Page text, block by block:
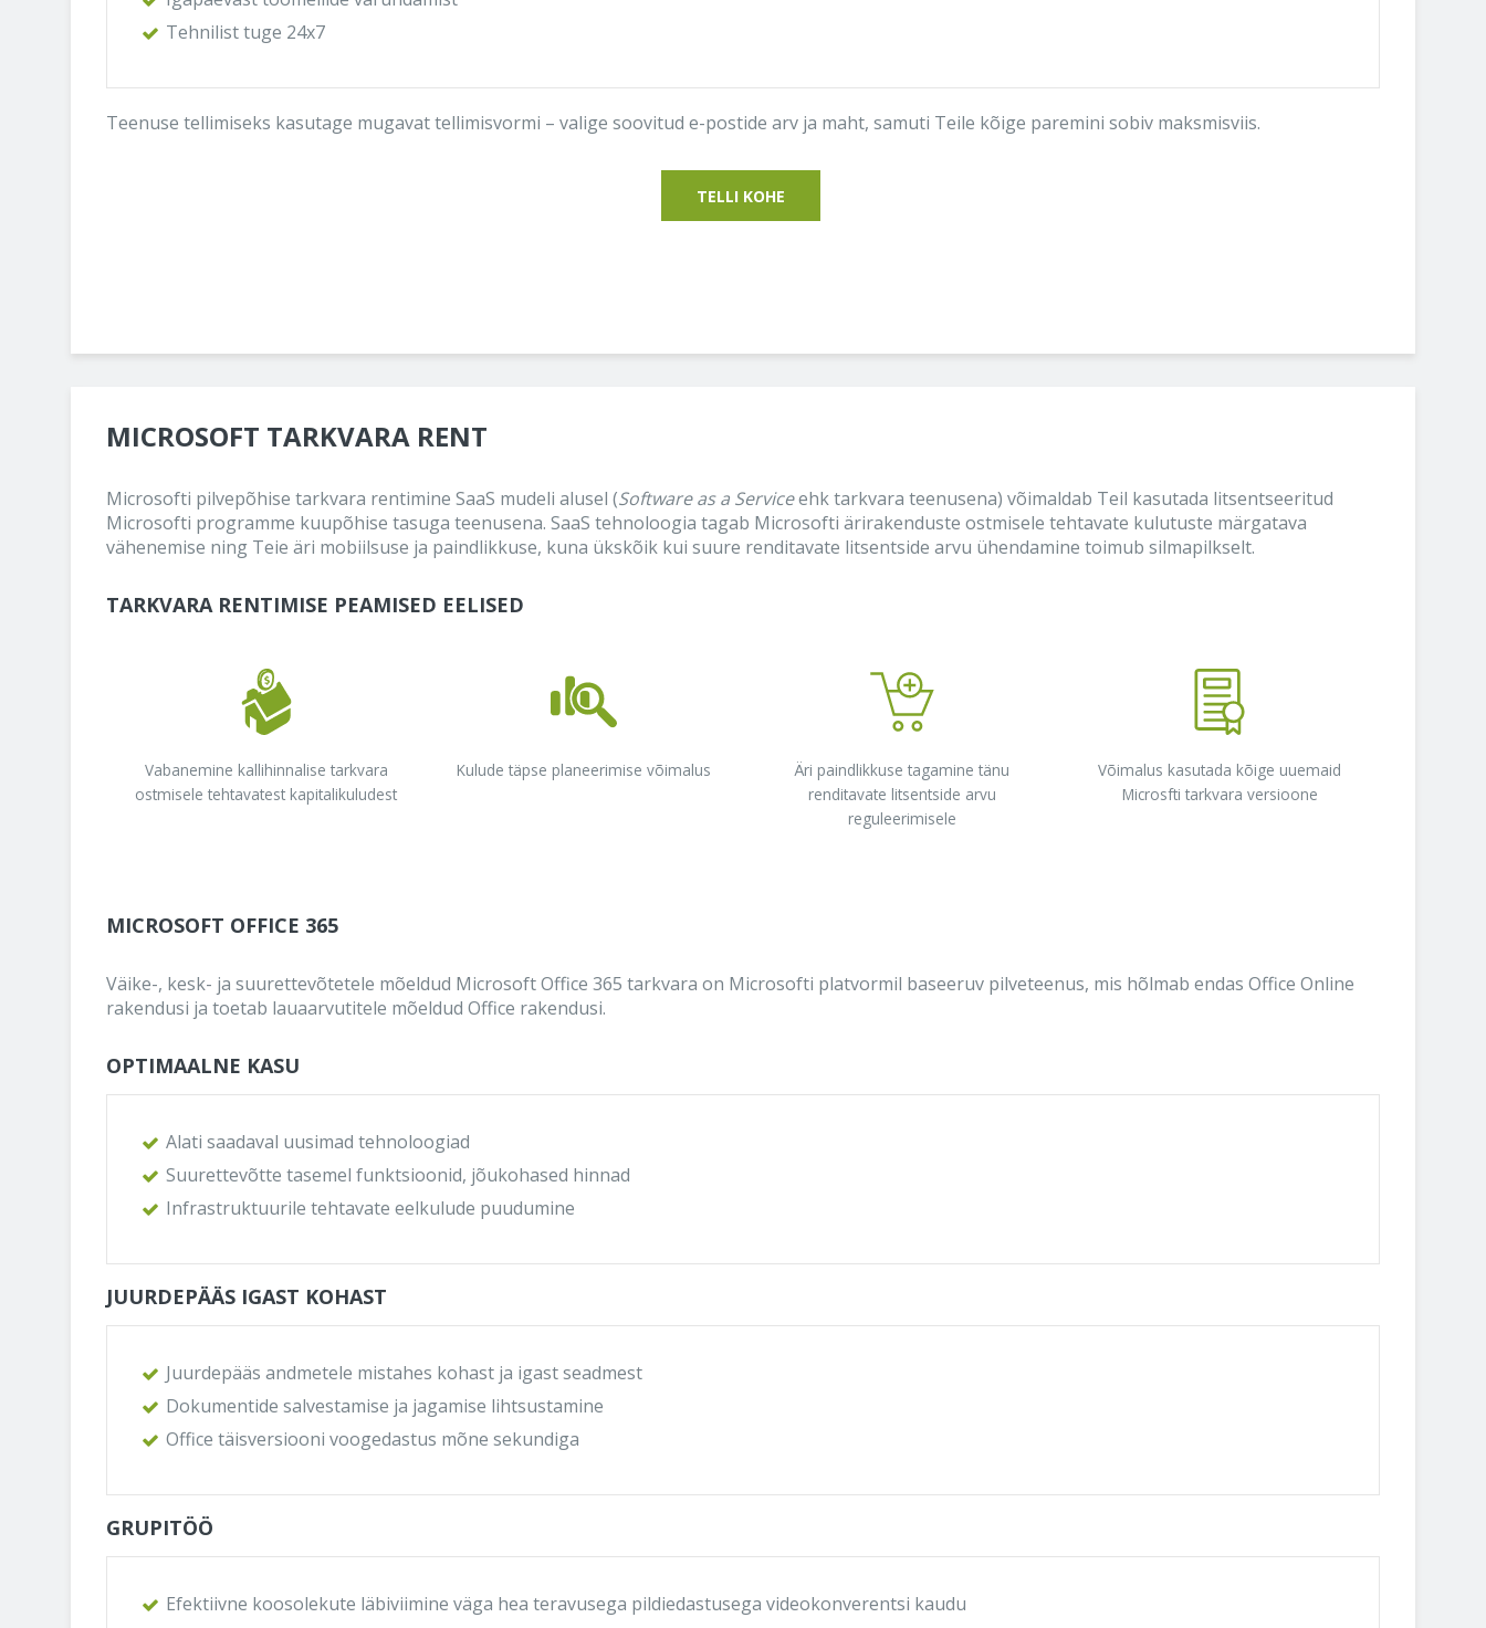
Tehnilist tuge 24x7
Teenuse tellimiseks kasutage mugavat tellimisvormi – valige soovitud e-postide arv ja maht, samuti Teile kõige paremini sobiv maksmisviis.
TELLI KOHE
MICROSOFT TARKVARA RENT
Microsofti pilvepõhise tarkvara rentimine SaaS mudeli alusel (Software as a Serviceehk tarkvara teenusena) võimaldab Teil kasutada litsentseeritud
Microsofti programme kuupõhise tasuga teenusena. SaaS tehnoloogia tagab Microsofti ärirakenduste ostmisele tehtavate kulutuste märgatava
vähenemise ning Teie äri mobiilsuse ja paindlikkuse, kuna ükskõik kui suure renditavate litsentside arvu ühendamine toimub silmapilkselt.
TARKVARA RENTIMISE PEAMISED EELISED
Vabanemine kallihinnalise tarkvara
ostmisele tehtavatest kapitalikuludest
Kulude täpse planeerimise võimalus
Äri paindlikkuse tagamine tänu
renditavate litsentside arvu
reguleerimisele
Võimalus kasutada kõige uuemaid
Microsfti tarkvara versioone
MICROSOFT OFFICE 365
Väike-, kesk- ja suurettevõtetele mõeldud Microsoft Office 365 tarkvara on Microsofti platvormil baseeruv pilveteenus, mis hõlmab endas Office Online
rakendusi ja toetab lauaarvutitele mõeldud Office rakendusi.
OPTIMAALNE KASU
Alati saadaval uusimad tehnoloogiad
Suurettevõtte tasemel funktsioonid, jõukohased hinnad
Infrastruktuurile tehtavate eelkulude puudumine
JUURDEPÄÄS IGAST KOHAST
Juurdepääs andmetele mistahes kohast ja igast seadmest
Dokumentide salvestamise ja jagamise lihtsustamine
Office täisversiooni voogedastus mõne sekundiga
GRUPITÖÖ
Efektiivne koosolekute läbiviimine väga hea teravusega pildiedastusega videokonverentsi kaudu